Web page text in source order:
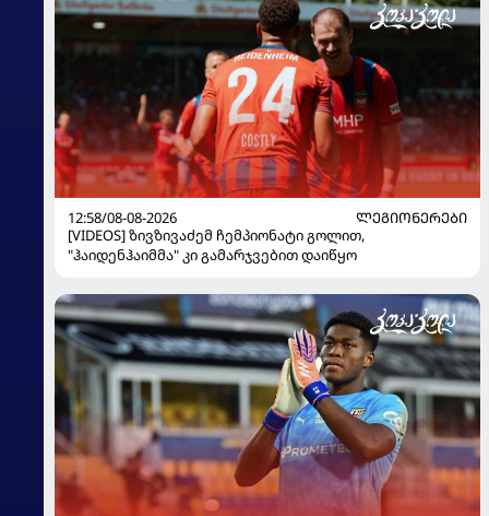
12:58/08-08-2026
ᲚᲔᲒᲘᲝᲜᲔᲠᲔᲑᲘ
[VIDEOS] ზივზივაძემ ჩემპიონატი გოლით,
"ჰაიდენჰაიმმა" კი გამარჯვებით დაიწყო